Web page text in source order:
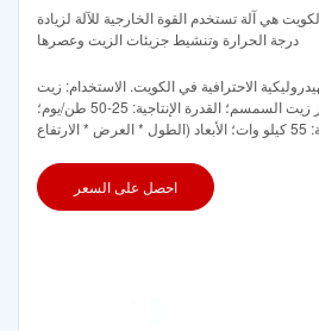
هي آلة تستخدم القوة الخارجية للآلة لزيادة
درجة الحرارة وتنشيط جزيئات الزيت وعصرها
الاحترافية في الكويت. الاستخدام: زيت
السمسم؛ النوع: آلة عصر زيت السمسم؛ القدرة الإنتاجية: 25-50 طن/يوم؛
احصل على السعر